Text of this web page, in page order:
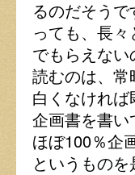
るのだそう
っても、長
でもらえな
読むのは、
白くなけれ
企画書を書
ほぼ100％企
というものを